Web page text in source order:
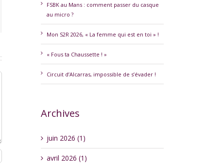
FSBK au Mans : comment passer du casque
au micro ?
Mon S2R 2026, « La femme qui est en toi » !
« Fous ta Chaussette ! »
Circuit d’Alcarras, impossible de s’évader !
Archives
juin 2026 (1)
avril 2026 (1)